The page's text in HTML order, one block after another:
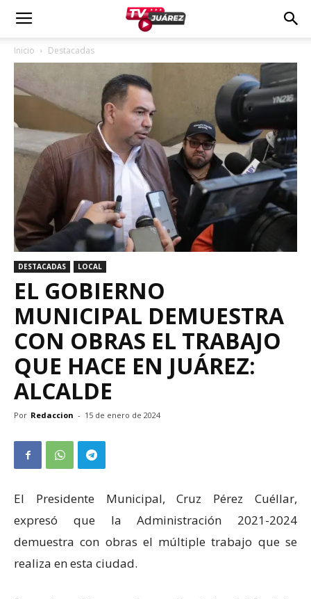
Inicio Destacadas
DESTACADAS LOCAL
EL GOBIERNO
MUNICIPAL DEMUESTRA
CON OBRAS EL TRABAJO
QUE HACE EN JUÁREZ:
ALCALDE
Por Redaccion - 15 de enero de 2024
El Presidente Municipal, Cruz Pérez Cuéllar,
expresó que la Administración 2021-2024
demuestra con obras el múltiple trabajo que se
realiza en esta ciudad.